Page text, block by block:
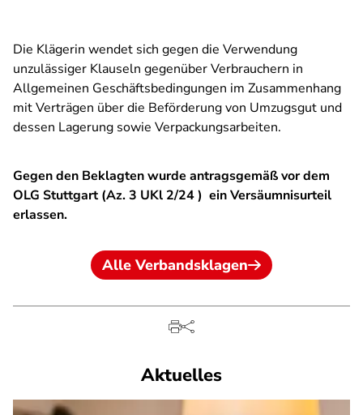
Die Klägerin wendet sich gegen die Verwendung
unzulässiger Klauseln gegenüber Verbrauchern in
Allgemeinen Geschäftsbedingungen im Zusammenhang
mit Verträgen über die Beförderung von Umzugsgut und
dessen Lagerung sowie Verpackungsarbeiten.
Gegen den Beklagten wurde antragsgemäß vor dem
OLG Stuttgart (Az. 3 UKl 2/24 ) ein Versäumnisurteil
erlassen.
Alle Verbandsklagen
Aktuelles